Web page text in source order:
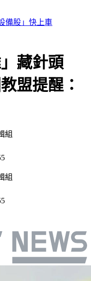
狂炸」 這天才遠離
」藏針頭
盟提醒：
組
組